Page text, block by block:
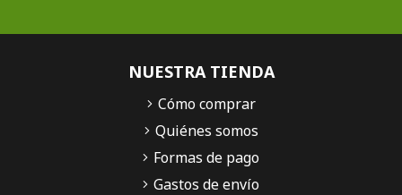
NUESTRA TIENDA
Cómo comprar
Quiénes somos
Formas de pago
Gastos de envío